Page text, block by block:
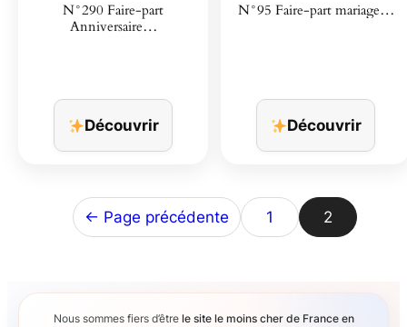
N°290 Faire-part
Anniversaire…
Découvrir
N°95 Faire-part mariage…
Découvrir
← Page précédente 1 2
Nous sommes fiers d’être le site le moins cher de France en